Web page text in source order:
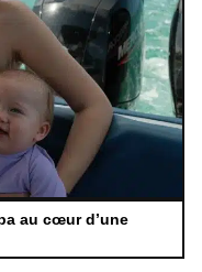
au cœur d’une